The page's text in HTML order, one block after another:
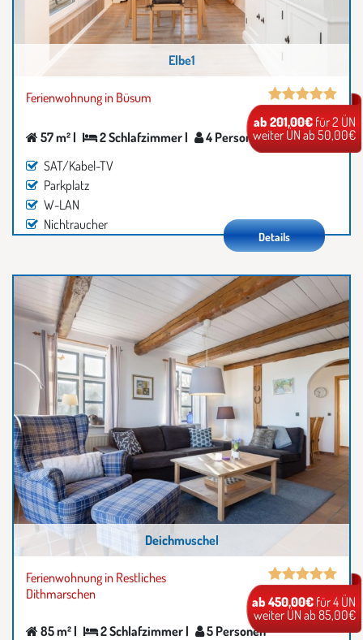
Elbe1
Ferienwohnung in Büsum
57 m² | 2 Schlafzimmer |
4 Personen
SAT/Kabel-TV
Parkplatz
W-LAN
Nichtraucher
ab 201,00€ für 2 ÜN
weiter ÜN ab 50,00€
Details
Deichmuschel
Ferienwohnung in Restliches
Dithmarschen
85 m² | 2 Schlafzimmer |
5 Personen
ab 450,00€ für 4 ÜN
weiter ÜN ab 85,00€